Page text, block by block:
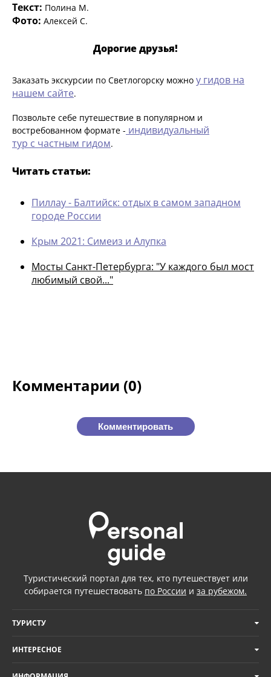
Текст: Полина М.
Фото: Алексей С.
Дорогие друзья!
Заказать экскурсии по Светлогорску можно у гидов на
нашем сайте.
Позвольте себе путешествие в популярном и
востребованном формате - индивидуальный
тур с частным гидом.
Читать статьи:
Пиллау - Балтийск: отдых в самом западном
городе России
Крым 2021: Симеиз и Алупка
Мосты Санкт-Петербурга: "У каждого был мост
любимый свой..."
Комментарии (0)
Комментировать
Туристический портал для тех, кто путешествует или
собирается путешествовать по России и за рубежом.
ТУРИСТУ
ИНТЕРЕСНОЕ